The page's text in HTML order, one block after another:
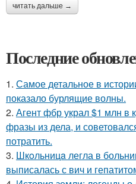
читать дальше →
Последние
1. Самое детальное в
показало бурлящие волны.
2. Агент фбр украл $1 млн в
фразы из дела, и
потратить.
3. Шкoльницa легла в
выписалась с вич и